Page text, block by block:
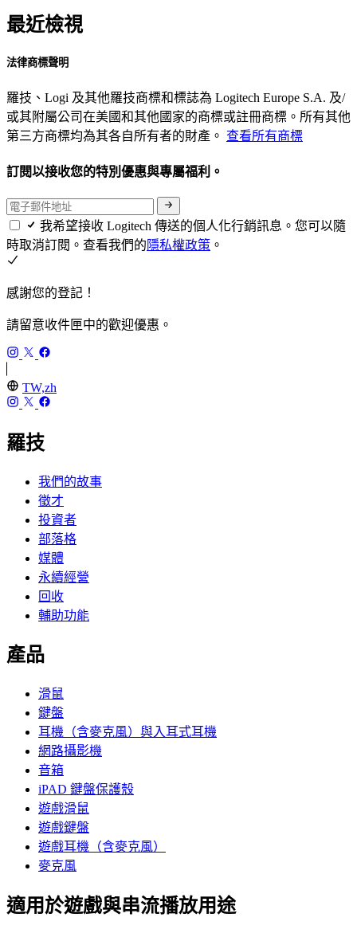
最近檢視
法律商標聲明
羅技、Logi 及其他羅技商標和標誌為 Logitech Europe S.A. 及/
或其附屬公司在美國和其他國家的商標或註冊商標。所有其他
第三方商標均為其各自所有者的財產。 查看所有商標
訂閱以接收您的特別優惠與專屬福利。
我希望接收 Logitech 傳送的個人化行銷訊息。您可以隨
時取消訂閱。查看我們的隱私權政策 。
感謝您的登記！
請留意收件匣中的歡迎優惠。
TW,zh
羅技
我們的故事
徵才
投資者
部落格
媒體
永續經營
回收
輔助功能
產品
滑鼠
鍵盤
耳機（含麥克風）與入耳式耳機
網路攝影機
音箱
iPAD 鍵盤保護殼
遊戲滑鼠
遊戲鍵盤
遊戲耳機（含麥克風）
麥克風
適用於遊戲與串流播放用途